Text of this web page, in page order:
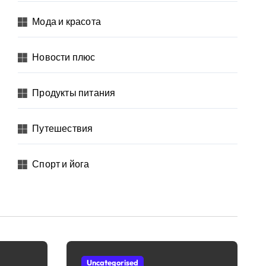
Мода и красота
Новости плюс
Продукты питания
Путешествия
Спорт и йога
Uncategorised